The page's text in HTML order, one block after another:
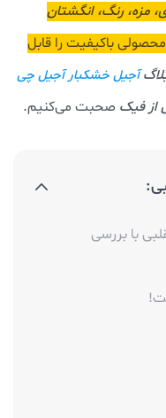
مزه، رنگ، انگشتان
باکیفیت را قابل
آجیل خشکبار آجیل چی
فیک صحبت می‌کنیم.
با بررسی